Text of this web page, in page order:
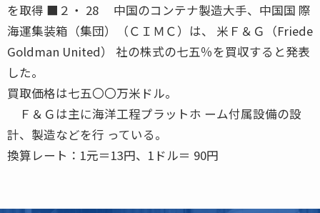
を取得 ■２・ 28 中国のコンテナ製造大手、中国国 際
海運集装箱（集団）（ＣＩＭＣ）は、 米Ｆ＆Ｇ（Friede
Goldman United） 社の株式の七五％を買収すると発表
した。
買取価格は七五〇〇万米ドル。
Ｆ＆Ｇは主に海洋工程プラットホ ーム付属設備の設
計、製造などを行 っている。
換算レート：1元＝13円、1ドル＝ 90円